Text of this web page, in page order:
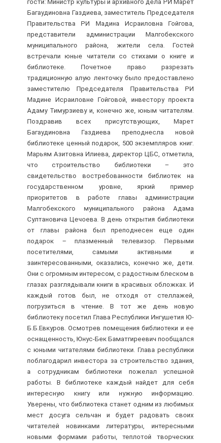
гости: Министр культуры и архивного дела РИ Марет
Багаудиновна Газдиева, заместитель Председателя
Правительства РИ Мадина Исраиловна Гойгова,
представители администрации Малгобекского
муниципального района, жители села. Гостей
встречали юные читатели со стихами о книге и
библиотеке. Почетное право разрезать
традиционную алую ленточку было предоставлено
заместителю Председателя Правительства РИ
Мадине Исраиловне Гойговой, инвестору проекта
Адаму Тимурзиеву и, конечно же, юным читателям.
Поздравив всех присутствующих, Марет
Багаудиновна Газдиева преподнесла новой
библиотеке ценный подарок, 500 экземпляров книг.
Марьям Азитовна Илиева, директор ЦБС, отметила,
что строительство библиотеки – это
свидетельство востребованности библиотек на
государственном уровне, яркий пример
приоритетов в работе главы администрации
Малгобекского муниципального района Адама
Султановича Цечоева. В день открытия библиотеки
от главы района был преподнесен еще один
подарок – плазменный телевизор. Первыми
посетителями, самыми активными и
заинтересованными, оказались, конечно же, дети.
Они с огромным интересом, с радостным блеском в
глазах разглядывали книги в красивых обложках. И
каждый готов был, не отходя от стеллажей,
погрузиться в чтение. В тот же день новую
библиотеку посетил Глава Республики Ингушетия Ю-
Б.Б.Евкуров. Осмотрев помещения библиотеки и ее
оснащенность, Юнус-Бек Баматгиреевич пообщался
с юными читателями библиотеки. Глава республики
поблагодарил инвестора за строительство здания,
а сотрудникам библиотеки пожелал успешной
работы. В библиотеке каждый найдет для себя
интересную книгу или нужную информацию.
Уверены, что библиотека станет одним из любимых
мест досуга сельчан и будет радовать своих
читателей новинками литературы, интересными
новыми формами работы, теплотой творческих